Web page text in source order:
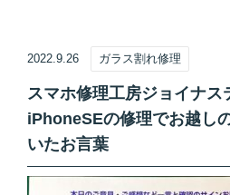
2022.9.26 ガラス割れ修理
スマホ修理工房ジョイナス
iPhoneSEの修理でお越し
いたお言葉